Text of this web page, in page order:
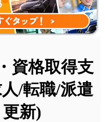
資格取得支
/転職/派遣
更新)